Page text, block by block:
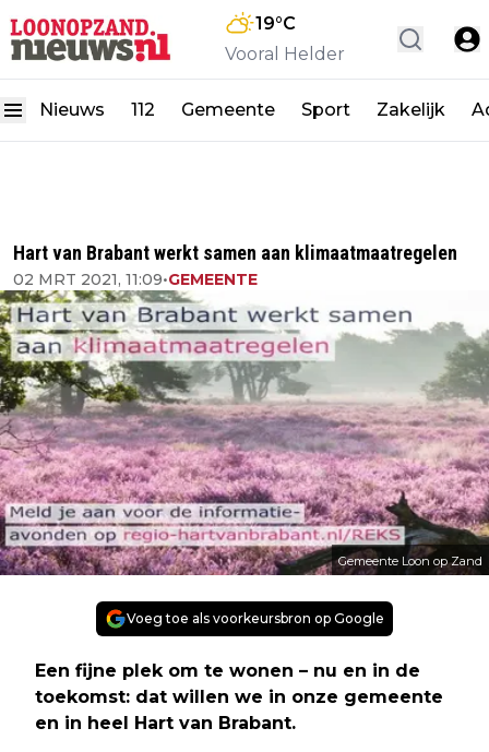
19°C
Vooral Helder
Nieuws 112 Gemeente Sport Zakelijk
Hart van Brabant werkt samen aan klimaatmaatregelen
02 MRT 2021, 11:09•GEMEENTE
Gemeente Loon op Zand
Voeg toe als voorkeursbron op Google
Een fijne plek om te wonen – nu en in de
toekomst: dat willen we in onze gemeente
en in heel Hart van Brabant.